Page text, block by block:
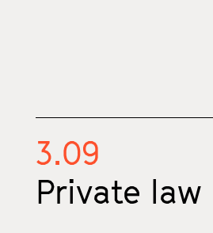
3.09
Private law